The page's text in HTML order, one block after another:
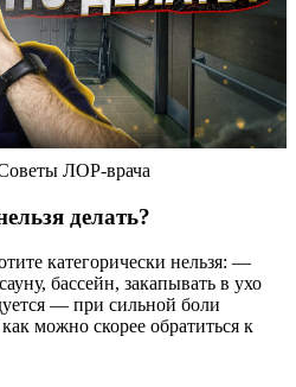
ЛОР-врача
делать?
категорически нельзя: —
бассейн, закапывать в ухо
— при сильной боли
можно скорее обратиться к